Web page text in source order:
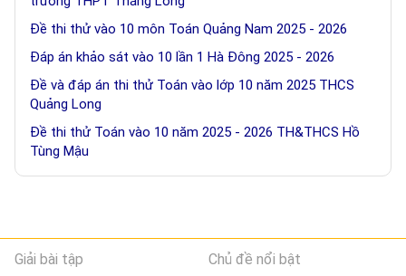
Đề thi thử vào 10 môn Toán Quảng Nam 2025 - 2026
Đáp án khảo sát vào 10 lần 1 Hà Đông 2025 - 2026
Đề và đáp án thi thử Toán vào lớp 10 năm 2025 THCS
Quảng Long
Đề thi thử Toán vào 10 năm 2025 - 2026 TH&THCS Hồ
Tùng Mậu
Giải bài tập Chủ đề nổi bật